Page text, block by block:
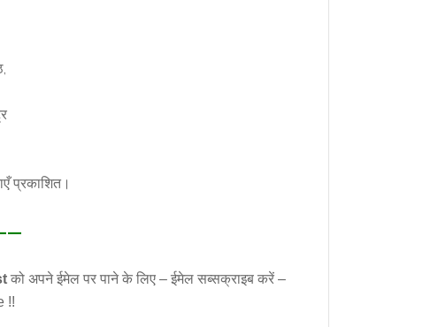
प्रकाशित।
को अपने ईमेल पर पाने के लिए – ईमेल सब्सक्राइब करें –
!!